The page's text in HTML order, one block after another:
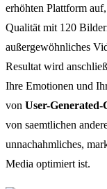
erhöhten Plattform
Qualität mit 120
außergewöhnliches
Resultat wird
Ihre Emotionen und
von User-Generated-
von saemtlichen
unnachahmliches,
Media optimiert ist.